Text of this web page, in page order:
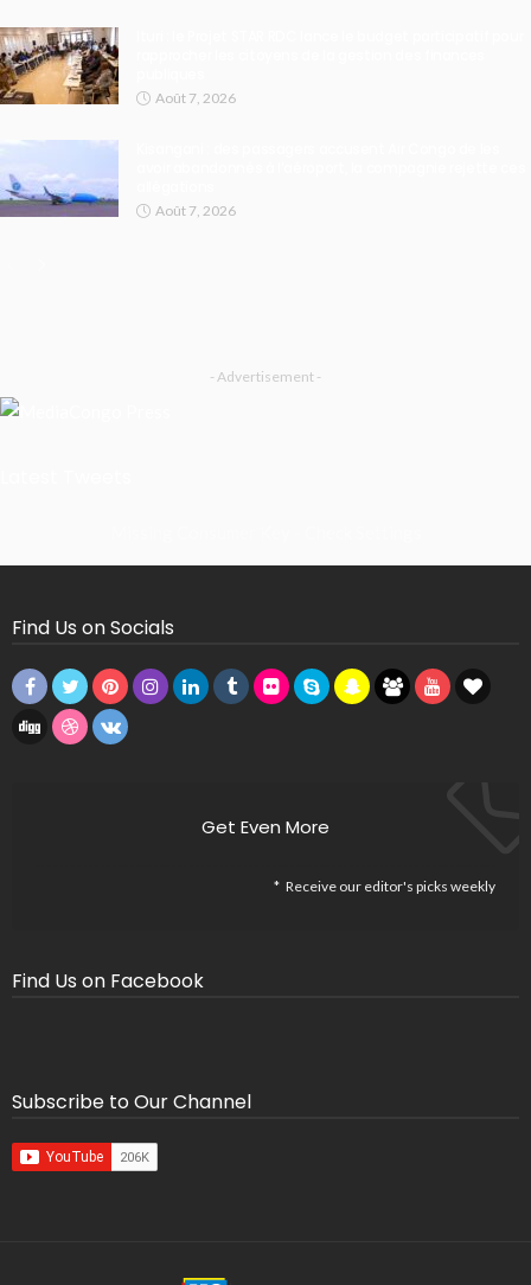
Août 7, 2026
Août 7, 2026
- Advertisement -
Find Us on Socials
Get Even More
Receive our editor's picks weekly
Find Us on Facebook
Subscribe to Our Channel